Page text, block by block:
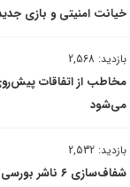
خیانت امنیتی و بازی
بازدید: 2,568
مخاطب از اتفاقات
می‌شود
بازدید: 2,532
شفاف‌سازی ۶ ناشر بورسی در سامانه کدال